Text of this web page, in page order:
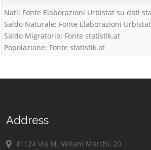
Nati: Fonte Elaborazioni Urbistat su dati
Saldo Naturale: Fonte Elaborazioni
Saldo Migratorio: Fonte statistik.at
Popolazione: Fonte statistik.at
Address
41124 Via M. Vellani Marchi, 20